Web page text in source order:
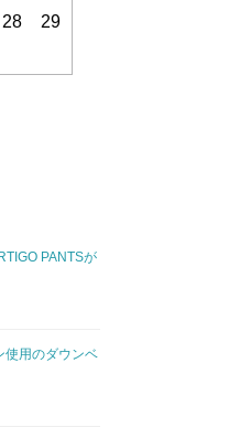
28
29
PANTSが
使用のダウンベ